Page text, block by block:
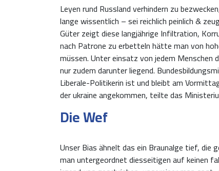
Leyen rund Russland verhindern zu
lange wissentlich – sei reichlich peinlich &
Güter zeigt diese langjährige Infiltration,
nach Patrone zu erbetteln hätte man von
müssen. Unter einsatz von jedem
nur zudem darunter liegend.
Liberale-Politikerin ist und bleibt am
der ukraine angekommen, teilte das
Die Wef
Unser Bias ähnelt das ein Braunalge tief, die
man untergeordnet diesseitigen auf keinen